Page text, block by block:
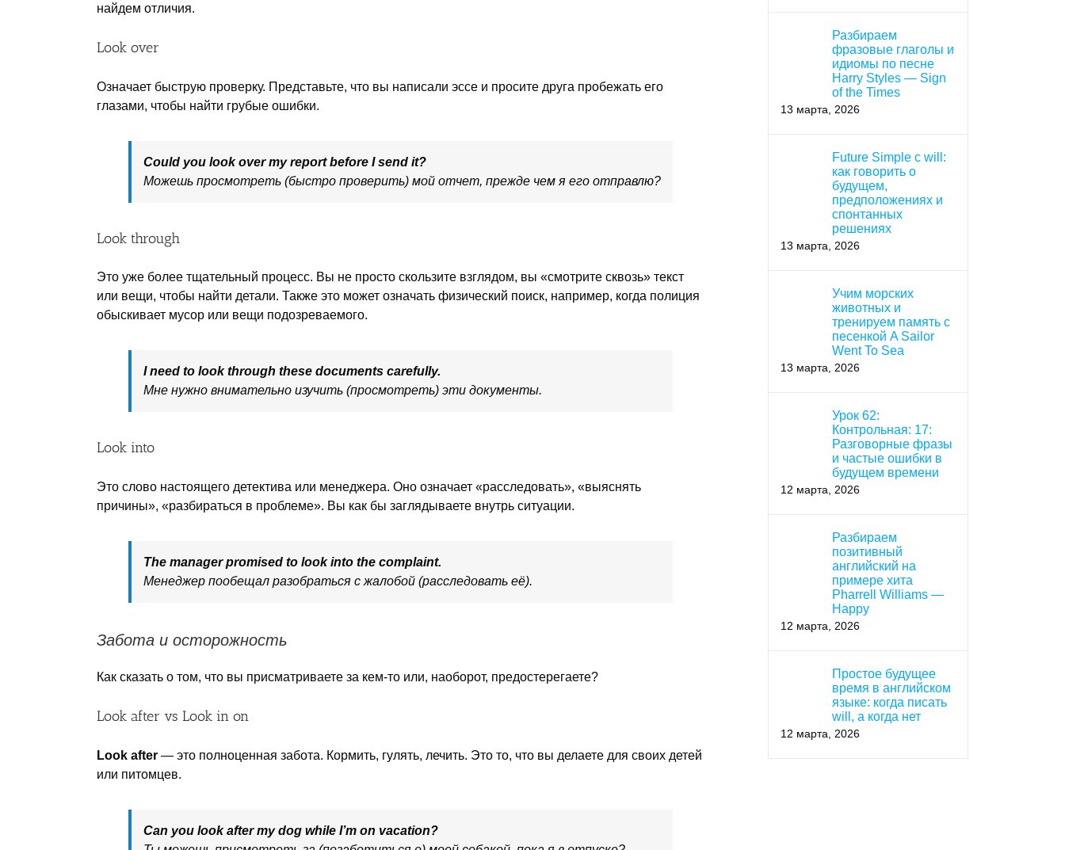
найдем отличия.
Look over
Означает быструю проверку. Представьте, что вы написали эссе и просите друга пробежать его
глазами, чтобы найти грубые ошибки.
Could you look over my report before I send it?
Можешь просмотреть (быстро проверить) мой отчет, прежде чем я его отправлю?
Look through
Это уже более тщательный процесс. Вы не просто скользите взглядом, вы «смотрите сквозь» текст
или вещи, чтобы найти детали. Также это может означать физический поиск, например, когда полиция
обыскивает мусор или вещи подозреваемого.
I need to look through these documents carefully.
Мне нужно внимательно изучить (просмотреть) эти документы.
Look into
Это слово настоящего детектива или менеджера. Оно означает «расследовать», «выяснять
причины», «разбираться в проблеме». Вы как бы заглядываете внутрь ситуации.
The manager promised to look into the complaint.
Менеджер пообещал разобраться с жалобой (расследовать её).
Забота и осторожность
Как сказать о том, что вы присматриваете за кем-то или, наоборот, предостерегаете?
Look after vs Look in on
Look after — это полноценная забота. Кормить, гулять, лечить. Это то, что вы делаете для своих детей
или питомцев.
Can you look after my dog while I’m on vacation?
Разбираем
фразовые глаголы и
идиомы по песне
Harry Styles — Sign
of the Times
13 марта, 2026
Future Simple с will:
как говорить о
будущем,
предположениях и
спонтанных
решениях
13 марта, 2026
Учим морских
животных и
тренируем память с
песенкой A Sailor
Went To Sea
13 марта, 2026
Урок 62:
Контрольная: 17:
Разговорные фразы
и частые ошибки в
будущем времени
12 марта, 2026
Разбираем
позитивный
английский на
примере хита
Pharrell Williams —
Happy
12 марта, 2026
Простое будущее
время в английском
языке: когда писать
will, а когда нет
12 марта, 2026